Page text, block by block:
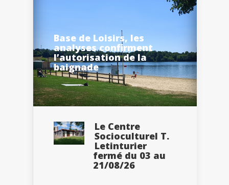
Base de Loisirs, les
analyses confirment
l’autorisation de la
baignade
Le Centre
Socioculturel T.
Letinturier
fermé du 03 au
21/08/26